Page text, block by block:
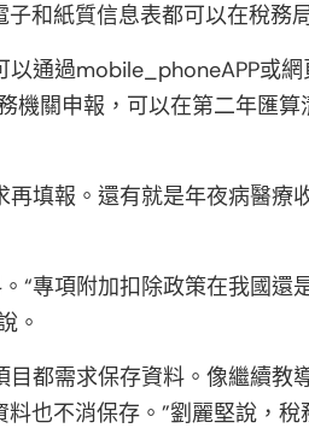
和紙質信息表都可以在稅務
以通過mobile_phoneAPP或網
機關申報，可以在第二年匯
填報。還有就是年夜病醫
“專項附加扣除政策在我國
。
都需求保存資料。像繼續
料也不消保存。”劉麗堅說，